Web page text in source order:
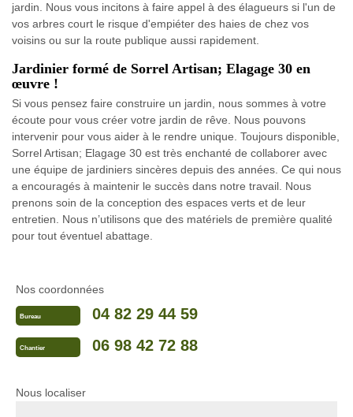
jardin. Nous vous incitons à faire appel à des élagueurs si l'un de
vos arbres court le risque d'empiéter des haies de chez vos
voisins ou sur la route publique aussi rapidement.
Jardinier formé de Sorrel Artisan; Elagage 30 en
œuvre !
Si vous pensez faire construire un jardin, nous sommes à votre
écoute pour vous créer votre jardin de rêve. Nous pouvons
intervenir pour vous aider à le rendre unique. Toujours disponible,
Sorrel Artisan; Elagage 30 est très enchanté de collaborer avec
une équipe de jardiniers sincères depuis des années. Ce qui nous
a encouragés à maintenir le succès dans notre travail. Nous
prenons soin de la conception des espaces verts et de leur
entretien. Nous n’utilisons que des matériels de première qualité
pour tout éventuel abattage.
Nos coordonnées
Bureau 04 82 29 44 59
Chantier 06 98 42 72 88
Nous localiser